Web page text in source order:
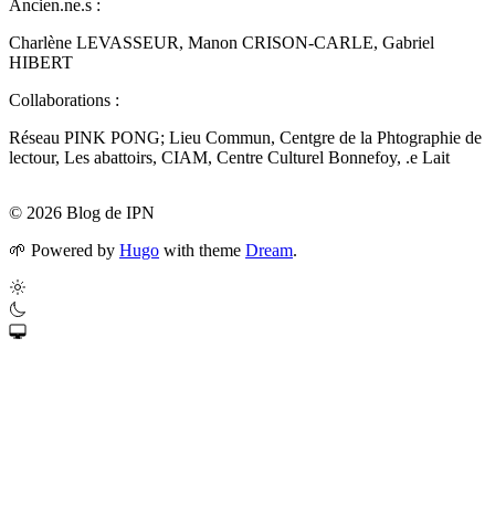
Ancien.ne.s :
Charlène LEVASSEUR, Manon CRISON-CARLE, Gabriel
HIBERT
Collaborations :
Réseau PINK PONG; Lieu Commun, Centgre de la Phtographie de
lectour, Les abattoirs, CIAM, Centre Culturel Bonnefoy, .e Lait
© 2026 Blog de IPN
🌱 Powered by Hugo with theme Dream.